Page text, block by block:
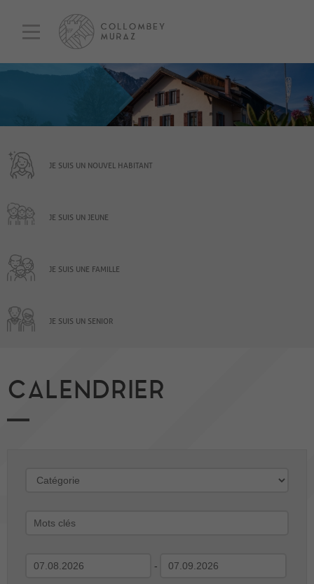
JE SUIS UN NOUVEL HABITANT
JE SUIS UN JEUNE
JE SUIS UNE FAMILLE
JE SUIS UN SENIOR
CALENDRIER
-